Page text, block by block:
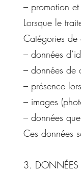
– promotion
Lorsque le
Catégories de
– données
– données de
– présence
– images
– données
Ces données
3. DONNÉES